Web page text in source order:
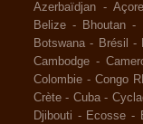
Azerbaïdjan -
Belize - Bhoutan -
Botswana - Brésil -
Cambodge -
Colombie - Congo
Crète - Cuba -
Djibouti - Ecosse -